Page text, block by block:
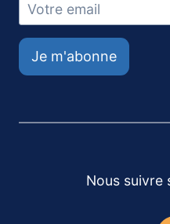
Je m'abonne
Nous suivre